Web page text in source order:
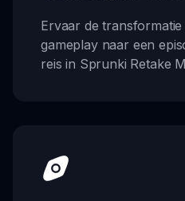
Ervaar de
gameplay naar een
reis in Sprunki Retake